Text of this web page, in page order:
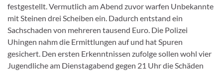
festgestellt. Vermutlich am Abend zuvor warfen Unbekannte
mit Steinen drei Scheiben ein. Dadurch entstand ein
Sachschaden von mehreren tausend Euro. Die Polizei
Uhingen nahm die Ermittlungen auf und hat Spuren
gesichert. Den ersten Erkenntnissen zufolge sollen wohl vier
Jugendliche am Dienstagabend gegen 21 Uhr die Schäden